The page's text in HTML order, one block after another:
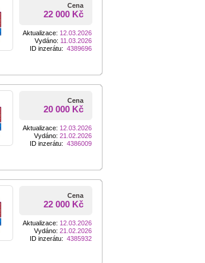
Cena
22 000 Kč
Aktualizace: 12.03.2026
Vydáno: 11.03.2026
ID inzerátu: 4389696
Cena
20 000 Kč
Aktualizace: 12.03.2026
Vydáno: 21.02.2026
ID inzerátu: 4386009
Cena
22 000 Kč
Aktualizace: 12.03.2026
Vydáno: 21.02.2026
ID inzerátu: 4385932